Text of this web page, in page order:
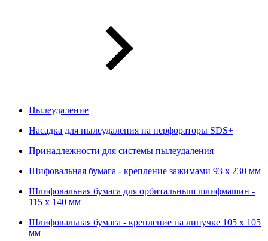
Пылеудаление
Насадка для пылеудаления на перфораторы SDS+
Принадлежности для системы пылеудаления
Шифовальная бумага - крепление зажимами 93 х 230 мм
Шлифовальная бумага для орбитальныш шлифмашин -
115 х 140 мм
Шлифовальная бумага - крепление на липучке 105 х 105
мм